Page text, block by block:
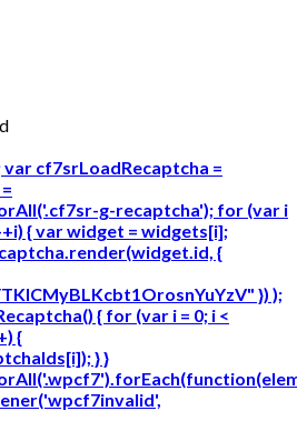
cf7srLoadRecaptcha =
g-recaptcha'); for (var i
{ var widget = widgets[i];
{
}) );
{ for (var i = 0; i <
{
} }